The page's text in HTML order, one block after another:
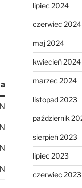
lipiec 2024
czerwiec 2024
maj 2024
kwiecień 2024
marzec 2024
listopad 2023
październik
sierpień 2023
lipiec 2023
czerwiec 2023